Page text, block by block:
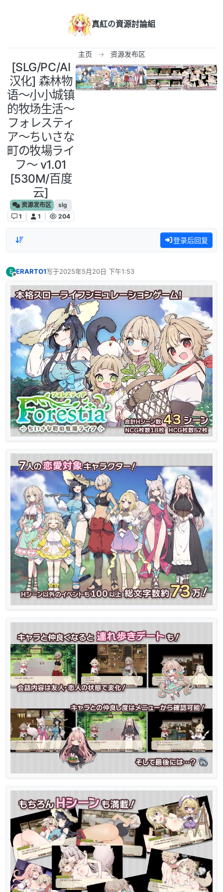
真紅の資源討論組
主页 资源发布区
[SLG/PC/AI
汉化] 森林物
语～小小城镇
的牧场生活～
フォレスティ
ア～ちいさな
町の牧場ライ
フ～ v1.01
[530M/百度
云]
资源发布区
slg
1
1 204
登录后回复
E ERARTO1写于2025年5月20日 下午1:53
最后由 编辑